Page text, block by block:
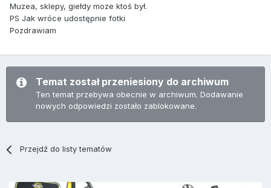
Muzea, sklepy, giełdy moze ktoś był.
PS Jak wróce udostępnie fotki
Pozdrawiam
Temat został przeniesiony do archiwum
Ten temat przebywa obecnie w archiwum. Dodawanie
nowych odpowiedzi zostało zablokowane.
Przejdź do listy tematów